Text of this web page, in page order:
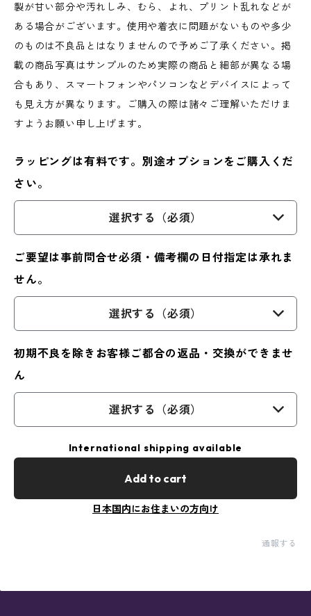
製が甘い部分や汚れしみ、むら、よれ、プリント乱れなどが
ある場合がございます。使用や着衣に問題がないものや多少
のものは不良品とはなりませんので予めご了承ください。掲
載の商品写真はサンプルのため実際の商品と細部が異なる場
合もあり、スマートフォンやパソコンなどデバイスによって
も見え方が異なります。ご購入の際は諸々ご理解いただけま
すようお願い申し上げます。
ラッピングは有料です。別途オプションをご購入くだ
さい。
選択する（必須）
ご要望は事前問合せ必須・備考欄の日付指定は承れま
せん。
選択する（必須）
初期不良を除きお客様ご都合の返品・交換ができませ
ん
選択する（必須）
International shipping available
Add to cart
日本国内にお住まいの方向け
通報する